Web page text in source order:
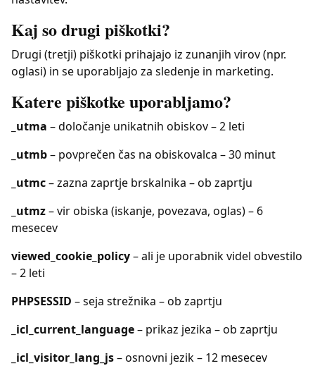
Kaj so drugi piškotki?
Drugi (tretji) piškotki prihajajo iz zunanjih virov (npr.
oglasi) in se uporabljajo za sledenje in marketing.
Katere piškotke uporabljamo?
_utma – določanje unikatnih obiskov – 2 leti
_utmb– povprečen čas na obiskovalca – 30 minut
_utmc– zazna zaprtje brskalnika – ob zaprtju
_utmz– vir obiska (iskanje, povezava, oglas) – 6
mesecev
viewed_cookie_policy– ali je uporabnik videl obvestilo
– 2 leti
PHPSESSID – seja strežnika – ob zaprtju
_icl_current_language– prikaz jezika – ob zaprtju
_icl_visitor_lang_js– osnovni jezik – 12 mesecev